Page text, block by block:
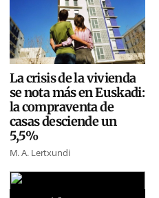
La crisis de la vivienda
se nota más en Euskadi:
la compraventa de
casas desciende un
5,5%
M. A. Lertxundi